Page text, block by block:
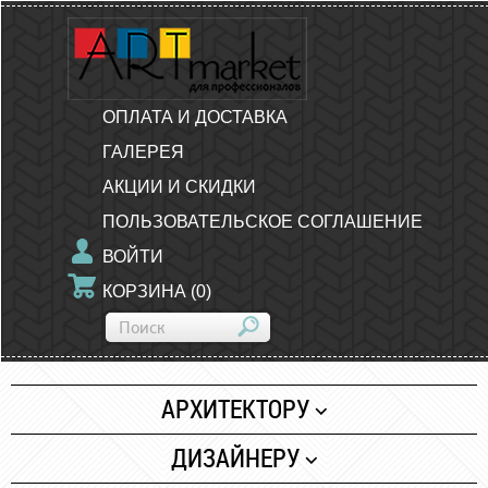
ОПЛАТА И ДОСТАВКА
ГАЛЕРЕЯ
АКЦИИ И СКИДКИ
ПОЛЬЗОВАТЕЛЬСКОЕ СОГЛАШЕНИЕ
ВОЙТИ
КОРЗИНА (0)
АРХИТЕКТОРУ
Бумага
ДИЗАЙНЕРУ